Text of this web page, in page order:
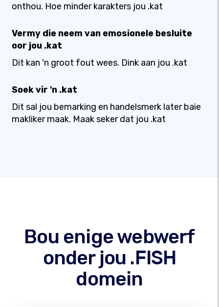
onthou. Hoe minder karakters jou .kat
Vermy die neem van emosionele besluite
oor jou .kat
Dit kan 'n groot fout wees. Dink aan jou .kat
Soek vir 'n .kat
Dit sal jou bemarking en handelsmerk later baie
makliker maak. Maak seker dat jou .kat
Bou enige webwerf
onder jou .FISH
domein